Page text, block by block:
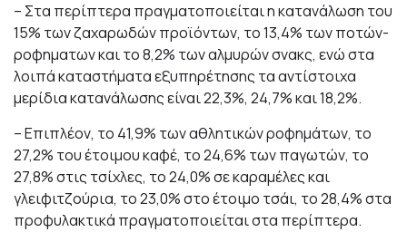
– Στα περίπτερα πραγματοποιείται η κατανάλωση του
15% των ζαχαρωδών προϊόντων, το 13,4% των ποτών-
ροφηματων και το 8,2% των αλμυρών σνακς, ενώ στα
λοιπά καταστήματα εξυπηρέτησης τα αντίστοιχα
μερίδια κατανάλωσης είναι 22,3%, 24,7% και 18,2%.
– Επιπλέον, το 41,9% των αθλητικών ροφημάτων, το
27,2% του έτοιμου καφέ, το 24,6% των παγωτών, το
27,8% στις τσίχλες, το 24,0% σε καραμέλες και
γλειφιτζούρια, το 23,0% στο έτοιμο τσάι, το 28,4% στα
προφυλακτικά πραγματοποιείται στα περίπτερα.